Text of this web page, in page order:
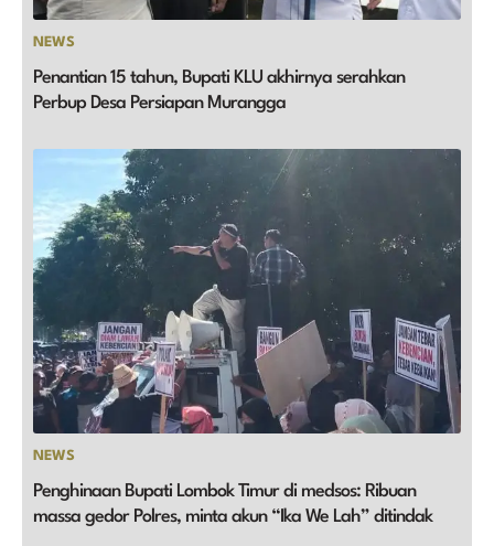
NEWS
Penantian 15 tahun, Bupati KLU akhirnya serahkan
Perbup Desa Persiapan Murangga
NEWS
Penghinaan Bupati Lombok Timur di medsos: Ribuan
massa gedor Polres, minta akun “Ika We Lah” ditindak